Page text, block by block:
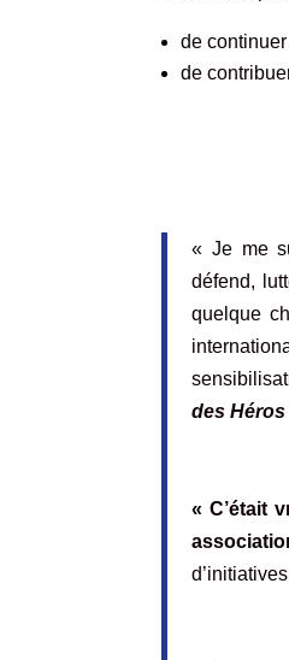
de
de
« Je me
défend,
quelque
des
« C’était